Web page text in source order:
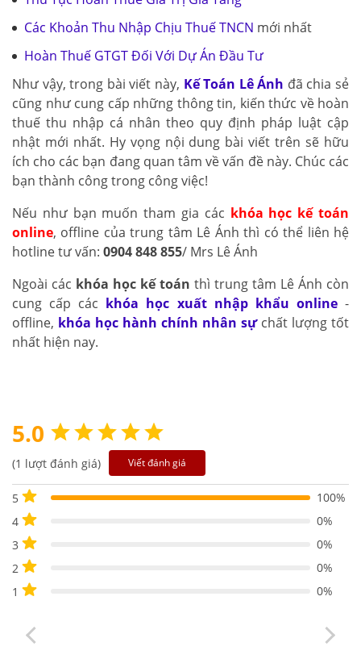
Các Khoản Thu Nhập Chịu Thuế TNCN mới nhất
Hoàn Thuế GTGT Đối Với Dự Án Đầu Tư
Như vậy, trong bài viết này, Kế Toán Lê Ánh đã chia sẻ
cũng như cung cấp những thông tin, kiến thức về hoàn
thuế thu nhập cá nhân theo quy định pháp luật cập
nhật mới nhất. Hy vọng nội dung bài viết trên sẽ hữu
ích cho các bạn đang quan tâm về vấn đề này. Chúc các
bạn thành công trong công việc!
Nếu như bạn muốn tham gia các khóa học kế toán
online, offline của trung tâm Lê Ánh thì có thể liên hệ
hotline tư vấn: 0904 848 855/ Mrs Lê Ánh
Ngoài các khóa học kế toán thì trung tâm Lê Ánh còn
cung cấp các khóa học xuất nhập khẩu online-
offline, khóa học hành chính nhân sựchất lượng tốt
nhất hiện nay.
5.0
(1 lượt đánh giá) Viết đánh giá
5
100%
4
0%
3
0%
2
0%
1
0%